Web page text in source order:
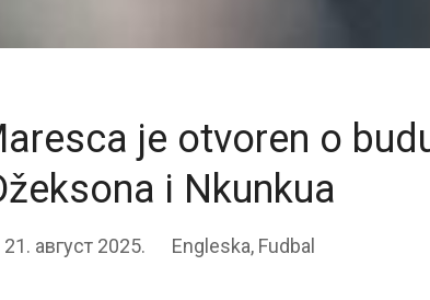
je otvoren o
i Nkunkua
21. август 2025. Engleska, Fudbal